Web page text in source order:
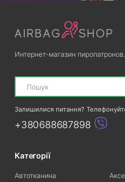
Интернет-магазин пиропатронов.
Search
Залишилися питання?
+380688687898
Категорії
Автотканина